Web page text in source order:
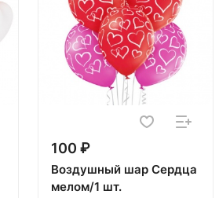
100 ₽
Воздушный шар Сердца
мелом/1 шт.